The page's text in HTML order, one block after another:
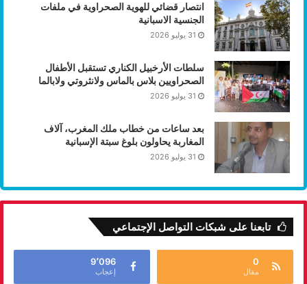
انتصار قضائي للهوية الصحراوية في ملفات
الجنسية الاسبانية
31 يوليو 2026
سلطات الأرخبيل الكناري تستقبل الأطفال
الصحراويين بلاس بالماس ولانثروتي ولابالما
31 يوليو 2026
بعد ساعات من خطاب ملك المغرب، آلاف
المغاربة يحاولون بلوغ سبتة الإسبانية
31 يوليو 2026
تابعنا على شبكات التواصل الإجتماعي
0
مقال
9٬096
إعجاب